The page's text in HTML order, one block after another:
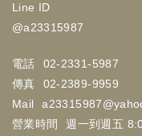
Line ID
@a23315987
電話
02-2331-5987
傳真
02-2389-9959
Mail
營業時間
週一到週五